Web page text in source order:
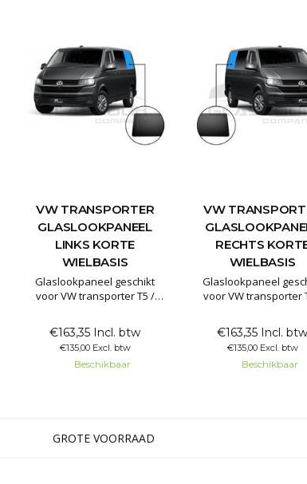
VW TRANSPORTER
GLASLOOKPANEEL
LINKS KORTE
WIELBASIS
Glaslookpaneel geschikt
voor VW transporter T5 /
wielbasis
Glaslookpanelen gemaakt
van echt glas voor een luxe
levert. De pane
€163,35 Incl. btw
€135,00 Excl. btw
Beschikbaar
VW
RECHTS
WIELBASIS
Glaslookpaneel
voor VW transporter
wielbasis
Glaslookpanelen
van echt glas voor een
€163,35 Incl. btw
€135,00 Excl. btw
Beschikbaar
GROTE VOORRAAD